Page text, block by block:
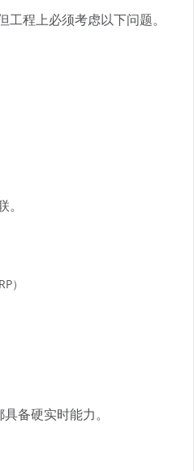
程上必须考虑以下问题。
）
备硬实时能力。